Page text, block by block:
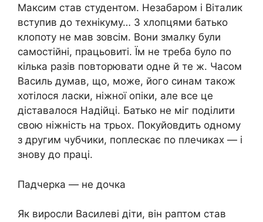
Максим став студентом. Незабаром і Віталик
вступив до технікуму… З хлопцями батько
клопоту не мав зовсім. Вони змалку були
самостійні, працьовиті. Їм не треба було по
кілька разів повторювати одне й те ж. Часом
Василь думав, що, може, його синам також
хотілося ласки, ніжної опіки, але все це
діставалося Надійці. Батько не міг поділити
свою ніжність на трьох. Покуйовдить одному
з другим чубчики, поплескає по плечиках — і
знову до праці.
Падчерка — не дочка
Як виросли Василеві діти, він раптом став